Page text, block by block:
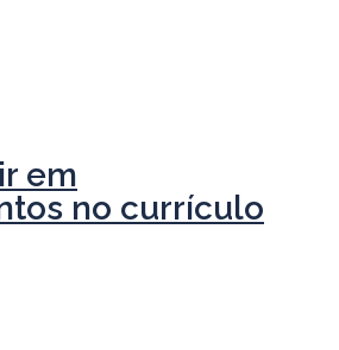
em
no currículo